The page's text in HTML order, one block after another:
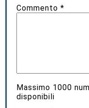
Commento*
Massimo 1000
disponibili